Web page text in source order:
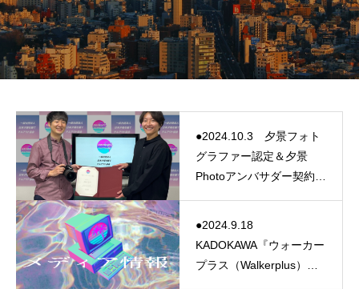
●2024.10.3 夕景フォト
グラファー認定＆夕景
Photoアンバサダー契約を
●2024.9.18
KADOKAWA『ウォーカー
プラス（Walkerplus）』